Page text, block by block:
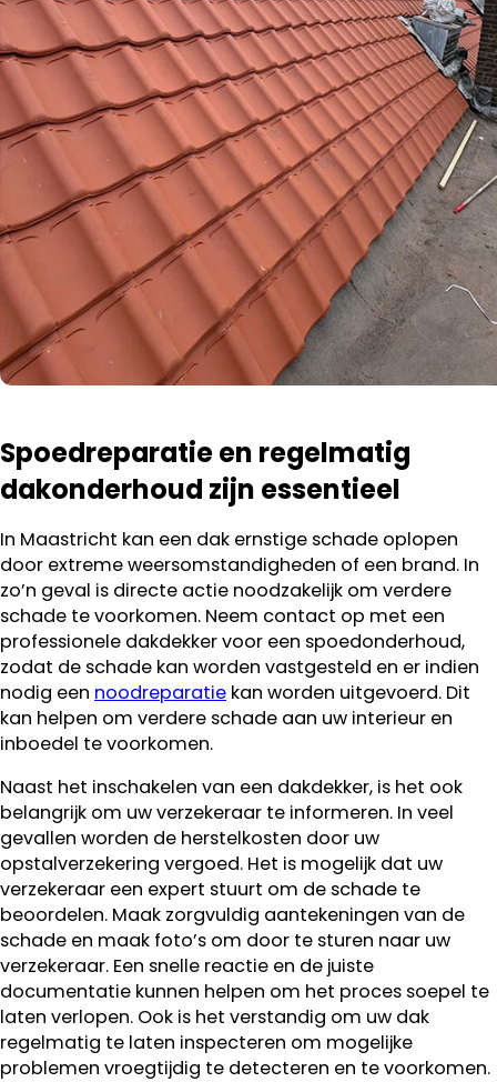
Spoedreparatie en regelmatig
dakonderhoud zijn essentieel
In Maastricht kan een dak ernstige schade oplopen
door extreme weersomstandigheden of een brand. In
zo’n geval is directe actie noodzakelijk om verdere
schade te voorkomen. Neem contact op met een
professionele dakdekker voor een spoedonderhoud,
zodat de schade kan worden vastgesteld en er indien
nodig een noodreparatie kan worden uitgevoerd. Dit
kan helpen om verdere schade aan uw interieur en
inboedel te voorkomen.
Naast het inschakelen van een dakdekker, is het ook
belangrijk om uw verzekeraar te informeren. In veel
gevallen worden de herstelkosten door uw
opstalverzekering vergoed. Het is mogelijk dat uw
verzekeraar een expert stuurt om de schade te
beoordelen. Maak zorgvuldig aantekeningen van de
schade en maak foto’s om door te sturen naar uw
verzekeraar. Een snelle reactie en de juiste
documentatie kunnen helpen om het proces soepel te
laten verlopen. Ook is het verstandig om uw dak
regelmatig te laten inspecteren om mogelijke
problemen vroegtijdig te detecteren en te voorkomen.